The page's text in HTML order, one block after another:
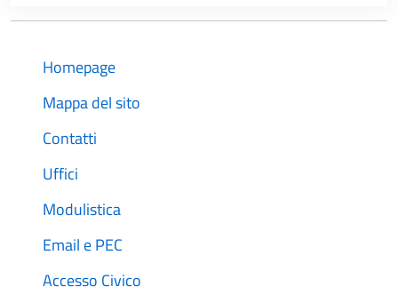
Homepage
Mappa del sito
Contatti
Uffici
Modulistica
Email e PEC
Accesso Civico